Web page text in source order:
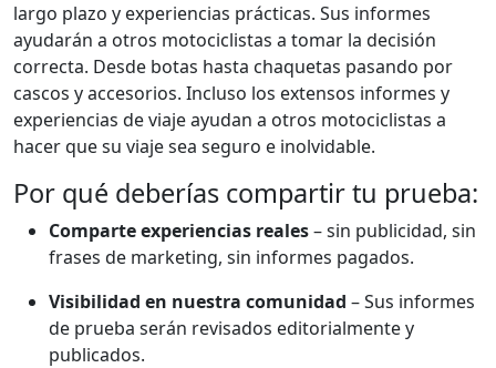
largo plazo y experiencias prácticas. Sus informes
ayudarán a otros motociclistas a tomar la decisión
correcta. Desde botas hasta chaquetas pasando por
cascos y accesorios. Incluso los extensos informes y
experiencias de viaje ayudan a otros motociclistas a
hacer que su viaje sea seguro e inolvidable.
Por qué deberías compartir tu prueba:
Comparte experiencias reales– sin publicidad, sin
frases de marketing, sin informes pagados.
Visibilidad en nuestra comunidad – Sus informes
de prueba serán revisados ​​editorialmente y
publicados.